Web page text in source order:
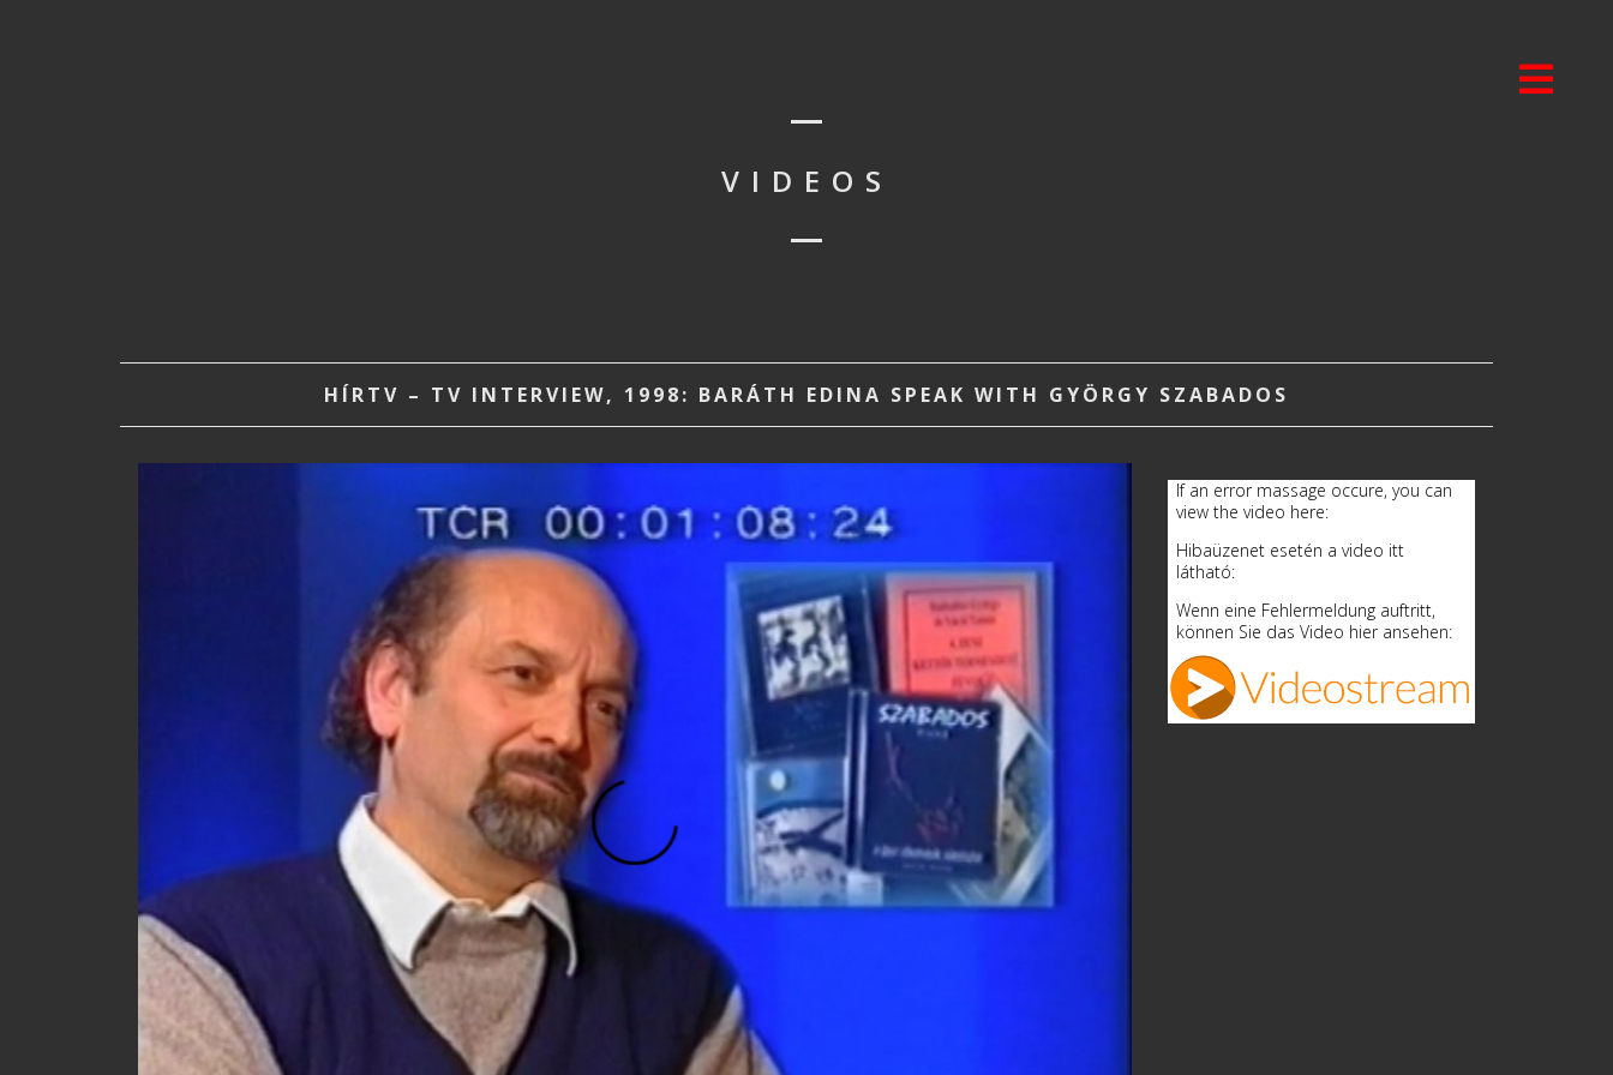
VIDEOS
HÍRTV – TV INTERVIEW, 1998: BARÁTH EDINA SPEAK WITH GYÖRGY SZABADOS
If an error massage occure, you can
view the video here:
Hibaüzenet esetén a video itt
látható:
Wenn eine Fehlermeldung auftritt,
können Sie das Video hier ansehen: